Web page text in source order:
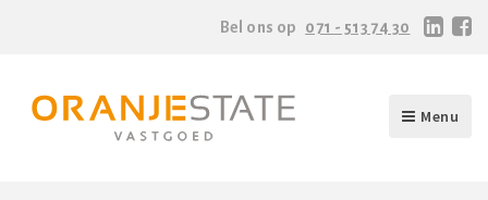
Bel ons op 071 - 513 74 30
Menu